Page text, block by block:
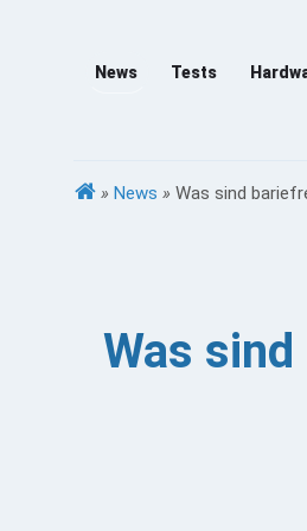
News Tests
» News » Was sind
Was